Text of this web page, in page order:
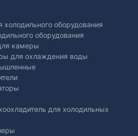
холодильного оборудования
оборудования
камеры
для охлаждения воды
для холодильных